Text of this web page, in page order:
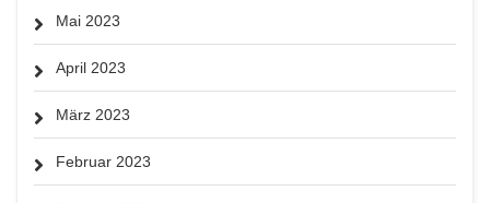
Mai 2023
April 2023
März 2023
Februar 2023